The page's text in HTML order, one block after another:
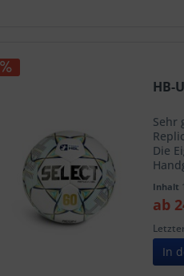
HB-
Sehr
Die
aus
Inhalt
ab
In